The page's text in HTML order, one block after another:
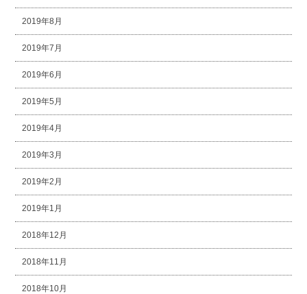
2019年8月
2019年7月
2019年6月
2019年5月
2019年4月
2019年3月
2019年2月
2019年1月
2018年12月
2018年11月
2018年10月